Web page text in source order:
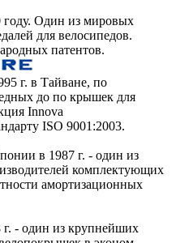
году. Один из мировых
для велосипедов.
патентов.
г. в Тайване, по
до по крышек для
Innova
ISO 9001:2003.
в 1987 г. - один из
комплектующих
амортизационных
- один из крупнейших